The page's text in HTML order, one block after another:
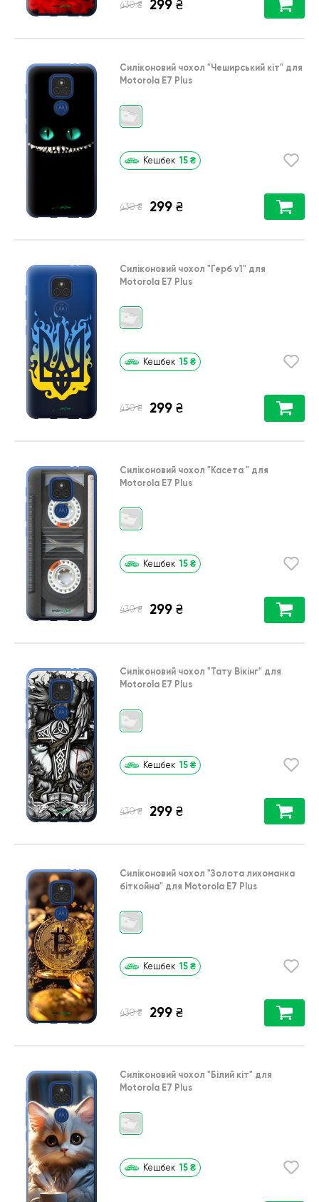
430 ₴ 299 ₴
Силіконовий чохол "Чеширський кіт" для
Motorola E7 Plus
Кешбек 15 ₴
430 ₴ 299 ₴
Силіконовий чохол "Герб v1" для
Motorola E7 Plus
Кешбек 15 ₴
430 ₴ 299 ₴
Силіконовий чохол "Касета " для
Motorola E7 Plus
Кешбек 15 ₴
430 ₴ 299 ₴
Силіконовий чохол "Тату Вікінг" для
Motorola E7 Plus
Кешбек 15 ₴
430 ₴ 299 ₴
Силіконовий чохол "Золота лихоманка
біткойна" для Motorola E7 Plus
Кешбек 15 ₴
430 ₴ 299 ₴
Силіконовий чохол "Білий кіт" для
Motorola E7 Plus
Кешбек 15 ₴